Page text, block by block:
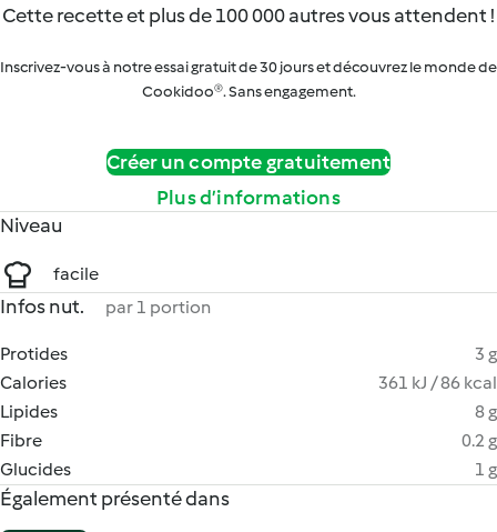
Cette recette et plus de 100 000 autres vous attendent !
Inscrivez-vous à notre essai gratuit de 30 jours et découvrez le monde de
Cookidoo®. Sans engagement.
Créer un compte gratuitement
Plus d’informations
Niveau
facile
Infos nut. par 1 portion
Protides
3 g
Calories
361 kJ / 86 kcal
Lipides
8 g
Fibre
0.2 g
Glucides
1 g
Également présenté dans